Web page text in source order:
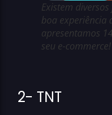
Existem
boa experiência
apresentamos
seu e-commerce!
2- TNT